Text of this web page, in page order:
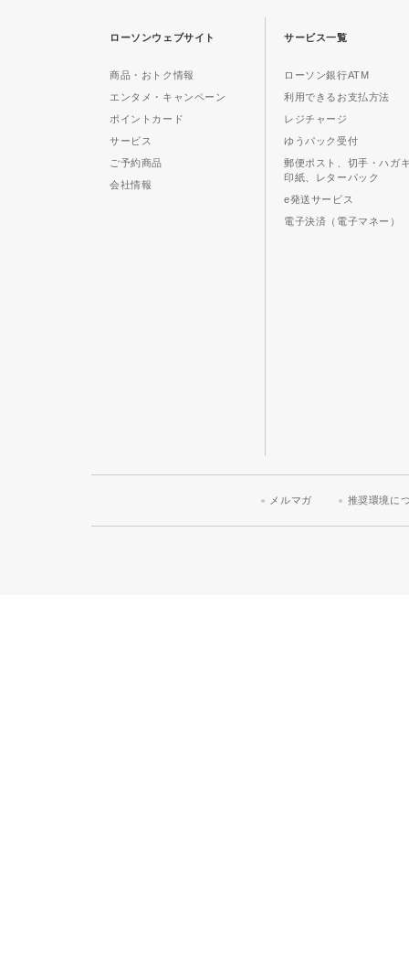
ローソンウェブサイト
商品・おトク情報
エンタメ・キャンペーン
ポイントカード
サービス
ご予約商品
会社情報
サービス一覧
ローソン銀行ATM
利用できるお支払方法
レジチャージ
ゆうパック受付
郵便ポスト、切手・ハガ
印紙、レターパック
e発送サービス
電子決済（電子マネー）
メルマガ 推奨環境に